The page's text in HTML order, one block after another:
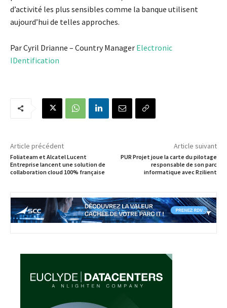
d’activité les plus sensibles comme la banque utilisent
aujourd’hui de telles approches.
Par Cyril Drianne – Country Manager Electronic
IDentification
Article précédent
Foliateam et Alcatel Lucent
Entreprise lancent une solution de
collaboration cloud 100% française
Article suivant
PUR Projet joue la carte du pilotage
responsable de son parc
informatique avec Rzilient